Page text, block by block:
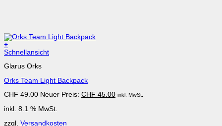
+
Schnellansicht
Glarus Orks
Orks Team Light Backpack
CHF49.00 Ursprünglicher
war:
Neuer Preis: CHF 45.00Aktueller
inkl. MwSt.
inkl. 8.1 % MwSt.
zzgl. Versandkosten